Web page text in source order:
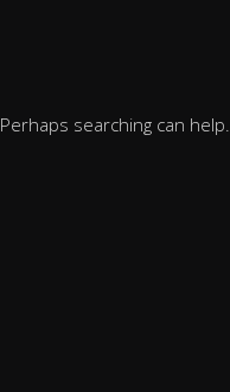
searching can help.